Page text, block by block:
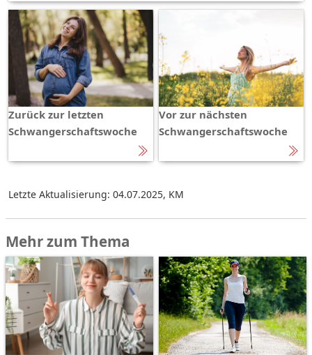
Zurück zur letzten
Schwangerschaftswoche
Vor zur nächsten
Schwangerschaftswoche
Letzte Aktualisierung: 04.07.2025, KM
Mehr zum Thema